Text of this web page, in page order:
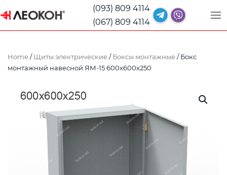
(093) 809 4114
(067) 809 4114
Home/Щиты электрические/Боксы монтажные/ Бокс
монтажный навесной ЯМ-15 600x600x250